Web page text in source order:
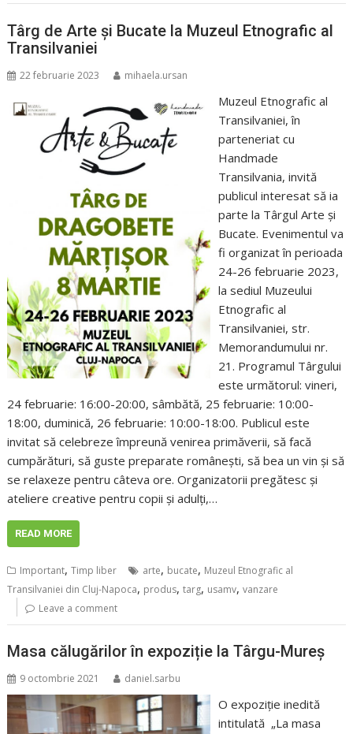
Târg de Arte și Bucate la Muzeul Etnografic al
Transilvaniei
22 februarie 2023 mihaela.ursan
Muzeul Etnografic al
Transilvaniei, în
parteneriat cu
Handmade
Transilvania, invită
publicul interesat să ia
parte la Târgul Arte și
Bucate. Evenimentul va
fi organizat în perioada
24-26 februarie 2023,
la sediul Muzeului
Etnografic al
Transilvaniei, str.
Memorandumului nr.
21. Programul Târgului
este următorul: vineri,
24 februarie: 16:00-20:00, sâmbătă, 25 februarie: 10:00-
18:00, duminică, 26 februarie: 10:00-18:00. Publicul este
invitat să celebreze împreună venirea primăverii, să facă
cumpărături, să guste preparate românești, să bea un vin și să
se relaxeze pentru câteva ore. Organizatorii pregătesc și
ateliere creative pentru copii și adulți,…
READ MORE
Important,Timp liber arte, bucate, Muzeul Etnografic al
Transilvaniei din Cluj-Napoca, produs,targ, usamv,vanzare
Leave a comment
Masa călugărilor în expoziție la Târgu-Mureș
9 octombrie 2021 daniel.sarbu
O expoziţie inedită
intitulată „La masa